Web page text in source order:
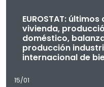
EUROSTAT:
vivienda,
doméstico,
producción
internacional de
15/01